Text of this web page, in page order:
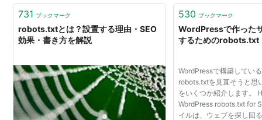
731 ブックマーク
robots.txtとは？設置する理由・SEO
効果・書き方を解説
530 ブックマーク
WordPressで作った
するためのrobots.txt
WordPressで構築してい
robots.txtを見直そうと思
をいくつか紹介します。
WordPress robots.txt for
イルは、ウェブを探し回